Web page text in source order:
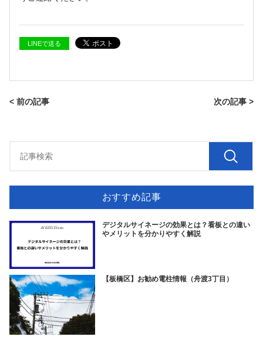
LINEで送る
< 前の記事 次の記事 >
おすすめ記事
デジタルサイネージの効果とは？看板との違い
やメリットを分かりやすく解説
【板橋区】お勧め電柱情報（舟渡3丁目）